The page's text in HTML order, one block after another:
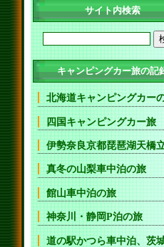
サイト内検索
キャンピングカー旅の記
北海道キャンピングカー
四国キャンピングカー旅
伊勢奈良京都琵琶湖天橋
真冬の山梨車中泊の旅
館山車中泊の旅
神奈川・静岡P泊の旅
道の駅かつら車中泊、茨